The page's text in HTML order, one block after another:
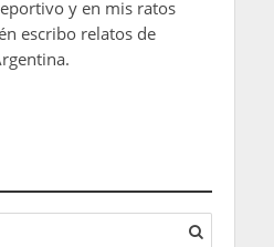
y en mis ratos
escribo relatos de